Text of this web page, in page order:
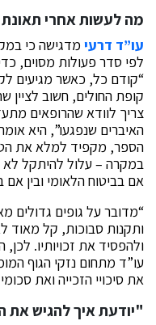
מה לעשות אחרי
עו”ד דרעימדגישה כי
לפי סדר פעולות מסוים,
“קודם כל, כאשר מגיעים
קופת החולים, חשוב
צריך לוודא שהרופאים
האיברים שנפגעו”, היא
הספר, מקפיד למלא את
במקרה – עלול להיתקל לא
אם בביטוח הלאומי ובין אם
“מדובר על גופים גדולים
ותקנות סבוכות, קל מאוד
ולהפסיד את זכויותיו.
עו”ד מתחום נזקי הגוף
את סיכויי הזכייה ואת
"יודעת איך להגיש את